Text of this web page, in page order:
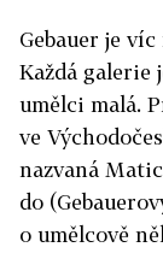
Gebauer je
Každá galerie
umělci malá.
ve
nazvaná
do
o umělcově